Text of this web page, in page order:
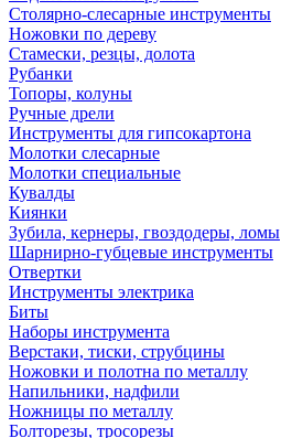
Столярно-слесарные инструменты
Ножовки по дереву
Стамески, резцы, долота
Рубанки
Топоры, колуны
Ручные дрели
Инструменты для гипсокартона
Молотки слесарные
Молотки специальные
Кувалды
Киянки
Зубила, кернеры, гвоздодеры, ломы
Шарнирно-губцевые инструменты
Отвертки
Инструменты электрика
Биты
Наборы инструмента
Верстаки, тиски, струбцины
Ножовки и полотна по металлу
Напильники, надфили
Ножницы по металлу
Болторезы, тросорезы